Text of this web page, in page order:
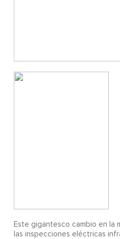
Este gigantesco cambio en la
las inspecciones eléctricas